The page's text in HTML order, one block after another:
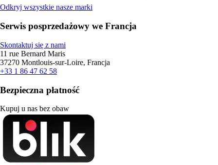
Odkryj wszystkie nasze marki
Serwis posprzedażowy we Francja
Skontaktuj się z nami
11 rue Bernard Maris
37270 Montlouis-sur-Loire, Francja
+33 1 86 47 62 58
Bezpieczna płatność
Kupuj u nas bez obaw